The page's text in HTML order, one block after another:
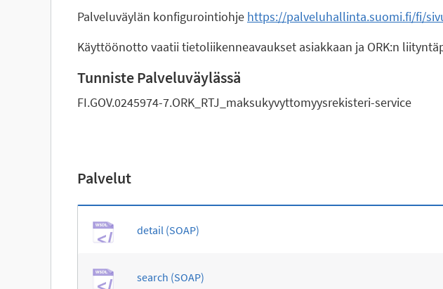
Palveluväylän konfigurointiohje https://palveluhallinta.suomi.fi/fi/
Käyttöönotto vaatii tietoliikenneavaukset asiakkaan ja ORK:n
Tunniste Palveluväylässä
FI.GOV.0245974-7.ORK_RTJ_maksukyvyttomyysrekisteri-service
Palvelut
detail (SOAP)
search (SOAP)